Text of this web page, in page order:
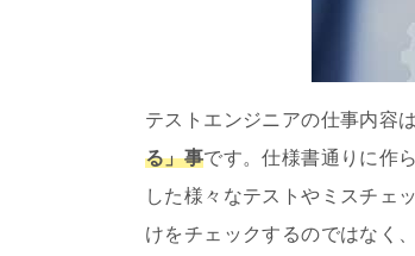
テストエンジニアの仕事内容
る」事です。仕様書通りに作
した様々なテストやミスチェ
けをチェックするのではなく